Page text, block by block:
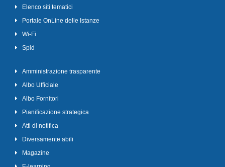
Elenco siti tematici
Portale OnLine delle Istanze
Wi-Fi
Spid
Amministrazione trasparente
Albo Ufficiale
Albo Fornitori
Pianificazione strategica
Atti di notifica
Diversamente abili
Magazine